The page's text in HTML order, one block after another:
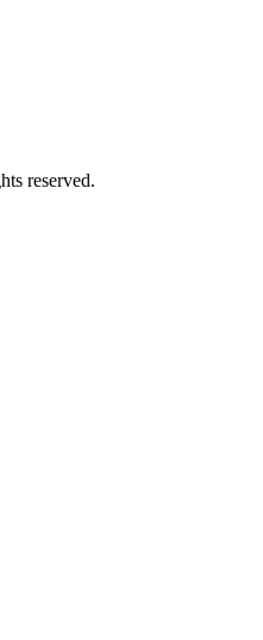
reserved.